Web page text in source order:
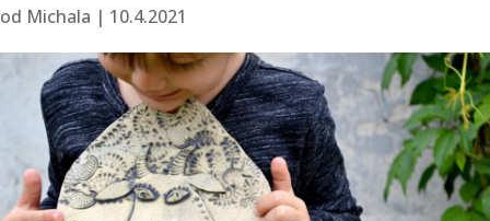
od Michala | 10.4.2021